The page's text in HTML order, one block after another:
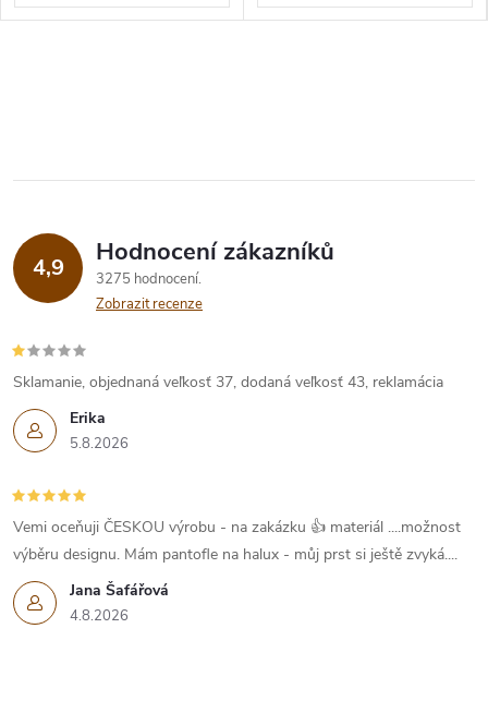
4,9 Hodnocení zákazníků
3275 hodnocení
Zobrazit recenze
Erika
5.8.2026
Sklamanie, objednaná veľkosť 37, dodaná veľkosť 43, reklamácia
Jana Šafářová
4.8.2026
Vemi oceňuji ČESKOU výrobu - na zakázku 👍 materiál ....možnost
výběru designu. Mám pantofle na halux - můj prst si ještě zvyká....